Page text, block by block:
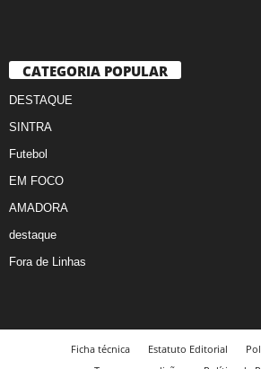
CATEGORIA POPULAR
DESTAQUE
SINTRA
Futebol
EM FOCO
AMADORA
destaque
Fora de Linhas
Ficha técnica Estatuto Editorial